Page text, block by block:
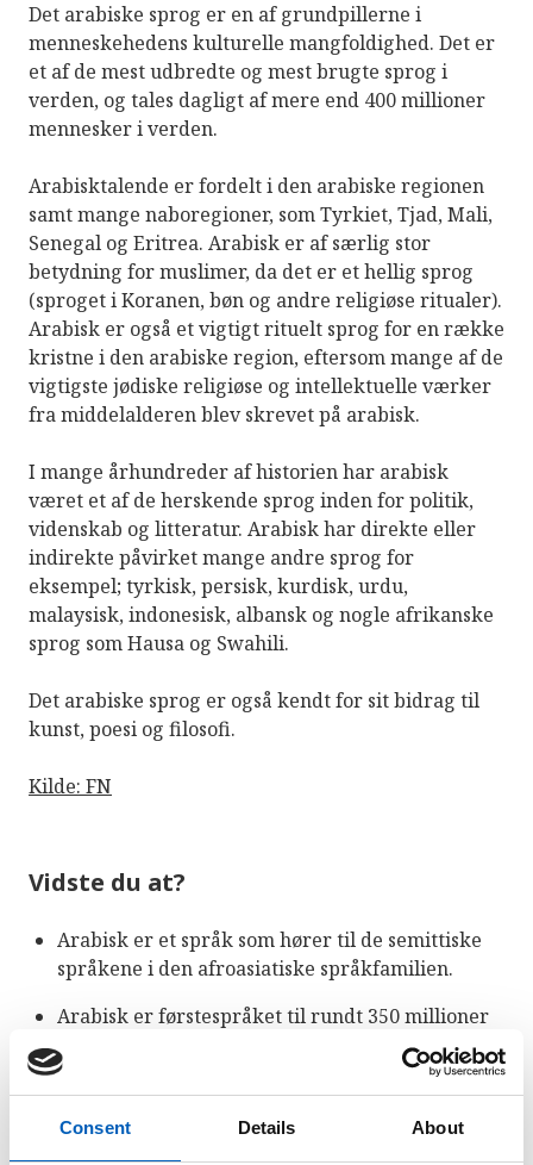
Consent Details About
Det arabiske sprog er en af grundpillerne i
menneskehedens kulturelle mangfoldighed. Det er
et af de mest udbredte og mest brugte sprog i
verden, og tales dagligt af mere end 400 millioner
mennesker i verden.
Arabisktalende er fordelt i den arabiske regionen
samt mange naboregioner, som Tyrkiet, Tjad, Mali,
Senegal og Eritrea. Arabisk er af særlig stor
betydning for muslimer, da det er et hellig sprog
(sproget i Koranen, bøn og andre religiøse ritualer).
Arabisk er også et vigtigt rituelt sprog for en række
kristne i den arabiske region, eftersom mange af de
vigtigste jødiske religiøse og intellektuelle værker
fra middelalderen blev skrevet på arabisk.
I mange århundreder af historien har arabisk
været et af de herskende sprog inden for politik,
videnskab og litteratur. Arabisk har direkte eller
indirekte påvirket mange andre sprog for
eksempel; tyrkisk, persisk, kurdisk, urdu,
malaysisk, indonesisk, albansk og nogle afrikanske
sprog som Hausa og Swahili.
Det arabiske sprog er også kendt for sit bidrag til
kunst, poesi og filosofi.
Kilde: FN
Vidste du at?
Arabisk er et språk som hører til de semittiske
språkene i den afroasiatiske språkfamilien.
Arabisk er førstespråket til rundt 350 millioner
mennesker i blant annet Algerie, Bahrain,
Djibouti, Egypt, Irak, Iran, Israel, Jemen, Jordan,
Kamerun, Kuwait, Libanon, Libya, Mali,
Marokko, Mauritania, Nigeria, Oman, Palestina,
Qatar, De forente arabiske emiratene, Saudi-